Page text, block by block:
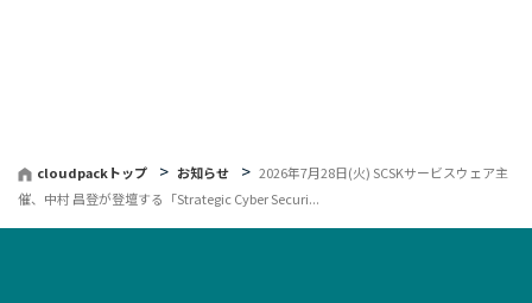
cloudpackトップ お知らせ
2026年7月28日(火) SCSKサービスウェア主
催、中村 昌登が登壇する「Strategic Cyber Securi...